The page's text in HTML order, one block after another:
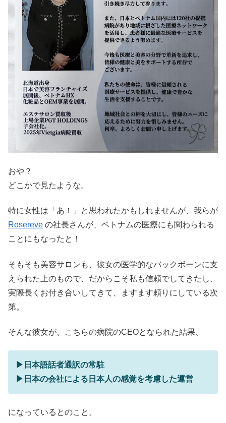
おや？
どこかで見たような。
特に女性は「あ！」と思われたかもしれませんが、我らが
Rosereve の社長さんが、ベトナムの医療にも関わられる
ことにもなったと！
そもそも美容サロンも、彼女の医学的なバックボーンに支
えられた上のもので、だからこそ私も信頼でしてきたし、
実際長くお付き合いしてきて、ますます頼りにしている次
第。
そんな彼女が、こちらの病院のCEOとなられた結果、
▶︎日本語話者通訳の常駐
▶︎日本の会社による日本人の感覚を考慮した運営
になっているとのこと。